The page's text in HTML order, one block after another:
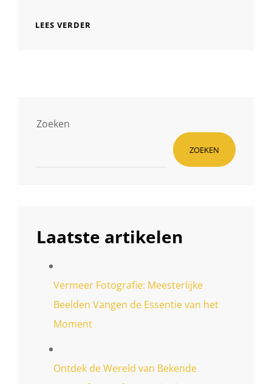
LEES VERDER
Zoeken
ZOEKEN
Laatste artikelen
Vermeer Fotografie: Meesterlijke
Beelden Vangen de Essentie van het
Moment
Ontdek de Wereld van Bekende